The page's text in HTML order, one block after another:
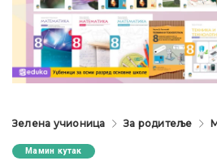
Зелена учионица За родитеље
Мамин кутак